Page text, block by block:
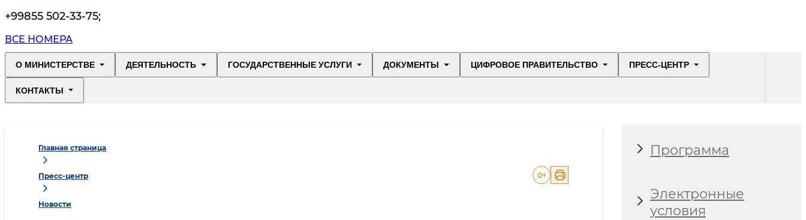
+99855 502-33-75;
ВСЕ НОМЕРА
О МИНИСТЕРСТВЕ ДЕЯТЕЛЬНОСТЬ ГОСУДАРСТВЕННЫЕ УСЛУГИ ДОКУМЕНТЫ ЦИФРОВОЕ ПРАВИТЕЛЬСТВО ПРЕСС-ЦЕНТР
КОНТАКТЫ
Главная страница
Пресс-центр
Новости
0+
Программа
Электронные
условия